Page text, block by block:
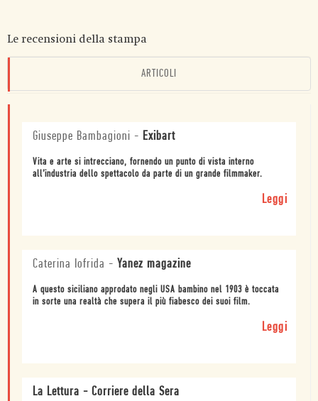
Le recensioni della stampa
ARTICOLI
Giuseppe Bambagioni - Exibart
Vita e arte si intrecciano, fornendo un punto di vista interno
all’industria dello spettacolo da parte di un grande filmmaker.
Leggi
Caterina Iofrida - Yanez magazine
A questo siciliano approdato negli USA bambino nel 1903 è toccata
in sorte una realtà che supera il più fiabesco dei suoi film.
Leggi
La Lettura - Corriere della Sera